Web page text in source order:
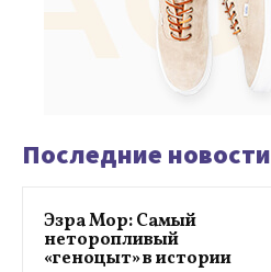
Последние новости
Эзра Мор: Самый
неторопливый
«геноцыт» в истории